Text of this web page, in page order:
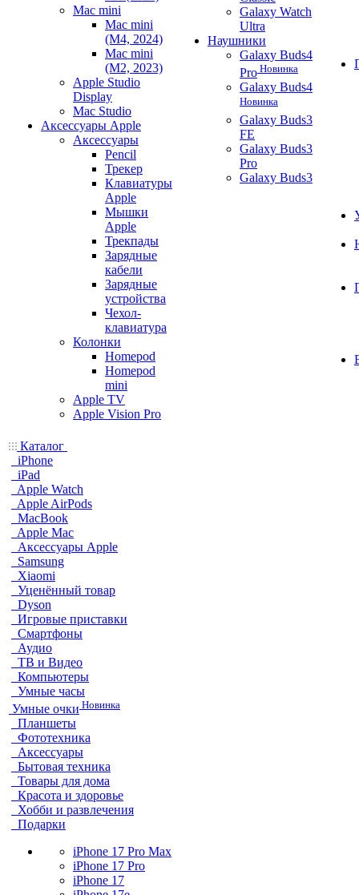
Mac mini
Mac mini
(M4, 2024)
Mac mini
(M2, 2023)
Apple Studio
Display
Mac Studio
Аксессуары Apple
Аксессуары
Pencil
Трекер
Клавиатуры
Apple
Мышки
Apple
Трекпады
Зарядные
кабели
Зарядные
устройства
Чехол-
клавиатура
Колонки
Homepod
Homepod
mini
Apple TV
Apple Vision Pro
Galaxy Watch
Ultra
Наушники
Galaxy Buds4
Pro Новинка
Galaxy Buds4
Новинка
Galaxy Buds3
FE
Galaxy Buds3
Pro
Galaxy Buds3
Каталог
iPhone
iPad
Apple Watch
Apple AirPods
MacBook
Apple Mac
Аксессуары Apple
Samsung
Xiaomi
Уценённый товар
Dyson
Игровые приставки
Смартфоны
Аудио
ТВ и Видео
Компьютеры
Умные часы
Умные очки Новинка
Планшеты
Фототехника
Аксессуары
Бытовая техника
Товары для дома
Красота и здоровье
Хобби и развлечения
Подарки
iPhone 17 Pro Max
iPhone 17 Pro
iPhone 17